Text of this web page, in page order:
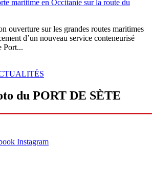
maritime en Occitanie sur la route du
ouverture sur les grandes routes maritimes
d’un nouveau service conteneurisé
Port...
du PORT DE SÈTE
Instagram